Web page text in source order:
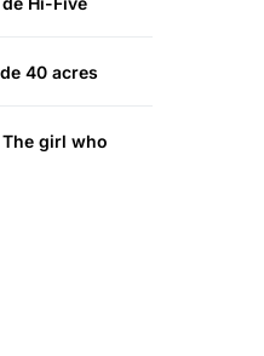
40 acres
girl who